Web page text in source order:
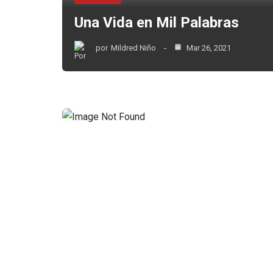
Una Vida en Mil Palabras
por Mildred Niño Mar 26, 2021